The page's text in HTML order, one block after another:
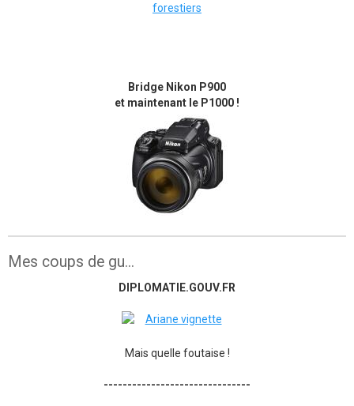
Bridge Nikon P900
et maintenant le P1000 !
Mes coups de gu...
DIPLOMATIE.GOUV.FR
Mais quelle foutaise !
-------------------------------